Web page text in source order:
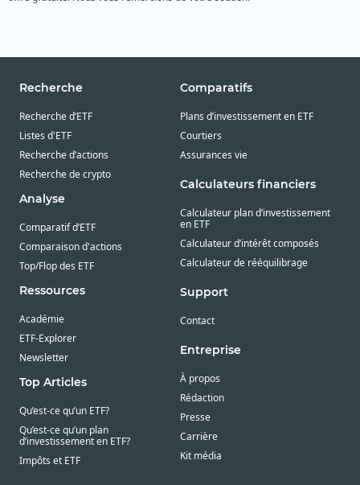
Recherche
Recherche d’ETF
Listes d'ETF
Recherche d’actions
Recherche de crypto
Analyse
Comparatif d’ETF
Comparaison d'actions
Top/Flop des ETF
Ressources
Académie
ETF-Explorer
Newsletter
Top Articles
Qu’est-ce qu’un ETF?
Qu’est-ce qu’un plan
d’investissement en ETF?
Impôts et ETF
Comparatifs
Plans d’investissement en ETF
Courtiers
Assurances vie
Calculateurs financiers
Calculateur plan d’investissement
en ETF
Calculateur d’intérêt composés
Calculateur de rééquilibrage
Support
Contact
Entreprise
À propos
Rédaction
Presse
Carrière
Kit média